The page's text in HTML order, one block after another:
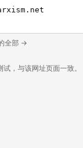
全部 →
，与该网址页面一致。